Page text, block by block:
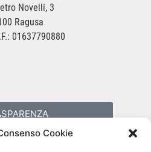
Cookie
Novelli, 3
Ragusa
01637790880